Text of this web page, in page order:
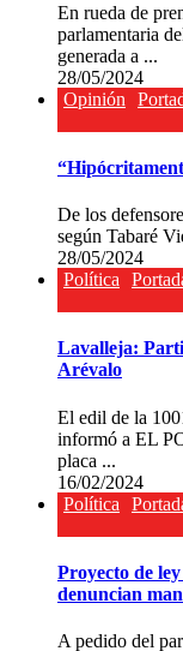
En rueda de
parlamentaria
generada a ...
28/05/2024
Opinión
De los
según Tabaré
28/05/2024
Política
Lavalleja:
Arévalo
El edil de la
informó a EL
placa ...
16/02/2024
Política
Proyecto de
denuncian
A pedido del